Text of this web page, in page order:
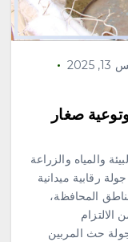
صغار
والمياه والزراعة
رقابية ميدانية
المحافظة،
الالتزام
حث المربين